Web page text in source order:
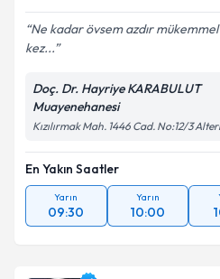
Ne kadar övsem azdır
kez...
Doç. Dr. Hayriye KARABULUT
Muayenehanesi
Kızılırmak Mah. 1446 Cad. No:12/3
En Yakın Saatler
Yarın
09:30
Yarın
10:00